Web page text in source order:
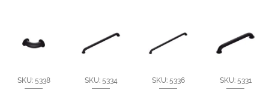
SKU: 5338 SKU: 5334 SKU: 5336 SKU: 5331